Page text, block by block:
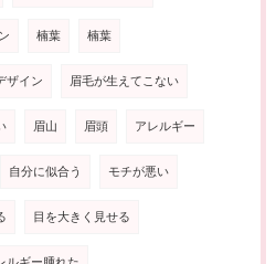
楠葉 楠葉
ザイン 眉毛が生えてこない
眉山 眉頭 アレルギー
自分に似合う モチが悪い
目を大きく見せる